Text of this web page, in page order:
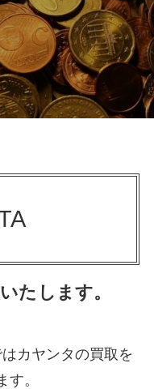
たします。
カヤンタの買取を
す。